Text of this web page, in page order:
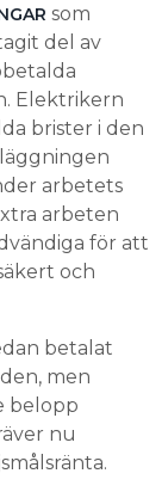
som
del av
Elektrikern
brister i den
arbetets
arbeten
för att
och
betalat
men
belopp
nu